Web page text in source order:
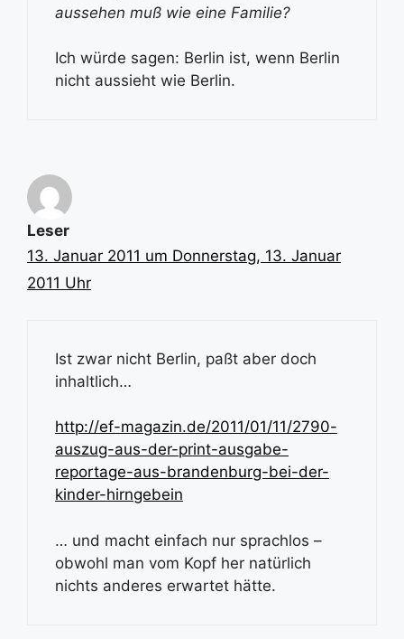
aussehen muß wie eine Familie?
Ich würde sagen: Berlin ist, wenn Berlin
nicht aussieht wie Berlin.
Leser
13. Januar 2011 um Donnerstag, 13. Januar
2011 Uhr
Ist zwar nicht Berlin, paßt aber doch
inhaltlich…
http://ef-magazin.de/2011/01/11/2790-
auszug-aus-der-print-ausgabe-
reportage-aus-brandenburg-bei-der-
kinder-hirngebein
… und macht einfach nur sprachlos –
obwohl man vom Kopf her natürlich
nichts anderes erwartet hätte.